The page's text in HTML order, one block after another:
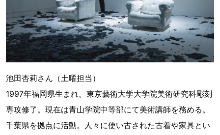
池田杏莉さん（土曜担当）
1997年福岡県生まれ。東京藝術大学大学院美術研究科彫刻
専攻修了。現在は青山学院中等部にて美術講師を務める。
千葉県を拠点に活動。人々に使い古された古着や家具とい